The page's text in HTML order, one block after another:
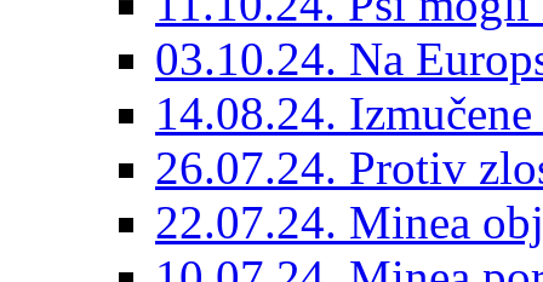
03.10.24. Na
14.08.24.
26.07.24. Protiv
22.07.24. Minea